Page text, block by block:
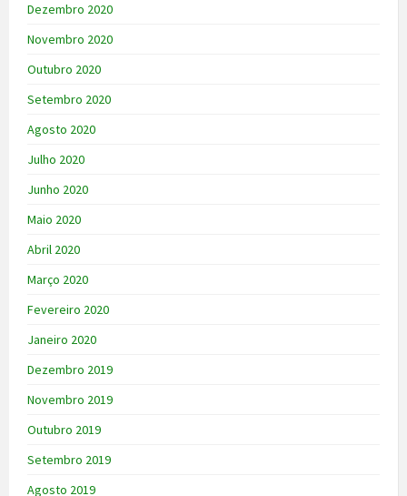
Dezembro 2020
Novembro 2020
Outubro 2020
Setembro 2020
Agosto 2020
Julho 2020
Junho 2020
Maio 2020
Abril 2020
Março 2020
Fevereiro 2020
Janeiro 2020
Dezembro 2019
Novembro 2019
Outubro 2019
Setembro 2019
Agosto 2019